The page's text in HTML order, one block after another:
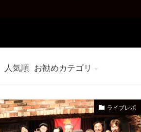
人気順 お勧めカテゴリ
未分類
ライブレポ